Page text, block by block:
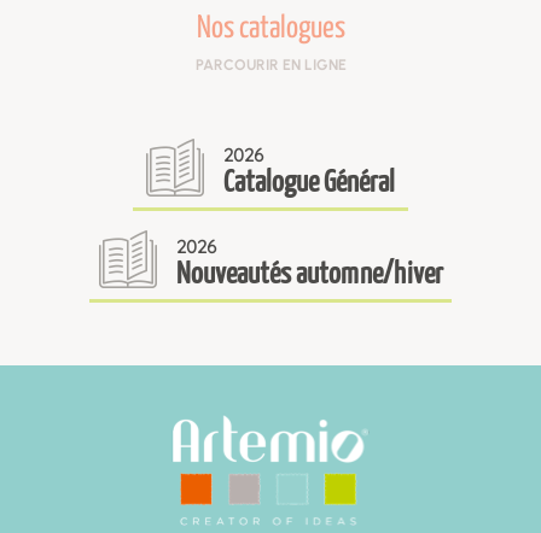
Nos catalogues
PARCOURIR EN LIGNE
2026
Catalogue Général
2026
Nouveautés automne/hiver